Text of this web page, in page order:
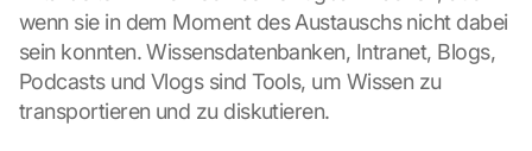
wenn sie in dem Moment des Austauschs nicht dabei
sein konnten. Wissensdatenbanken, Intranet, Blogs,
Podcasts und Vlogs sind Tools, um Wissen zu
transportieren und zu diskutieren.
a
t
n
a